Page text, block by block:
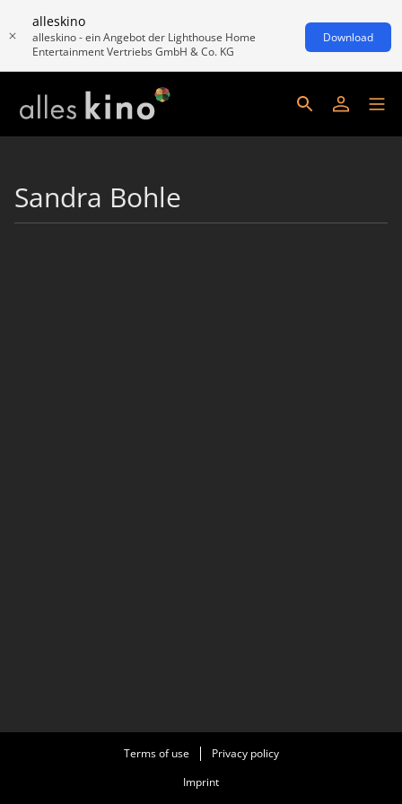
alleskino
alleskino - ein Angebot der Lighthouse Home
Entertainment Vertriebs GmbH & Co. KG
Download
Sandra Bohle
Terms of use
Privacy policy
Imprint